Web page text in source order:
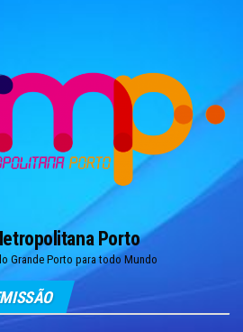
Porto
Grande Porto para todo Mundo